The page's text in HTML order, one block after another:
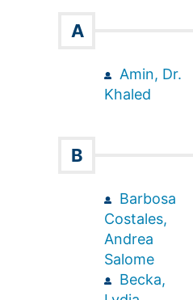
A
Amin, Dr.
Khaled
B
Barbosa
Costales,
Andrea
Salome
Becka,